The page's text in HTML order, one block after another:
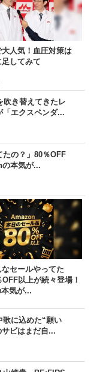
大人気！血圧対策は
してみて
吹き替えてきたレ
「エクスペンダ...
たの？」80％OFF
の本気が...
なセールやってた
以上が続々登場！
気が...
歌に込めた“願い
ビはまだ自...